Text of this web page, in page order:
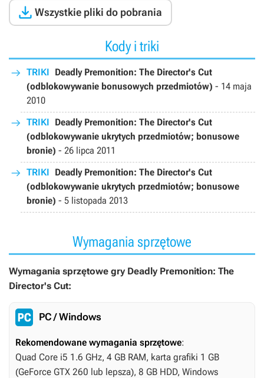
 Wszystkie pliki do pobrania
Kody i triki
TRIKI Deadly Premonition: The Director's Cut
(odblokowywanie bonusowych przedmiotów) - 14 maja
2010
TRIKI Deadly Premonition: The Director's Cut
(odblokowywanie ukrytych przedmiotów; bonusowe
bronie) - 26 lipca 2011
TRIKI Deadly Premonition: The Director's Cut
(odblokowywanie ukrytych przedmiotów; bonusowe
bronie) - 5 listopada 2013
Wymagania sprzętowe
Wymagania sprzętowe gry Deadly Premonition: The
Director's Cut:
PC / Windows
Rekomendowane wymagania sprzętowe:
Quad Core i5 1.6 GHz, 4 GB RAM, karta grafiki 1 GB
(GeForce GTX 260 lub lepsza), 8 GB HDD, Windows